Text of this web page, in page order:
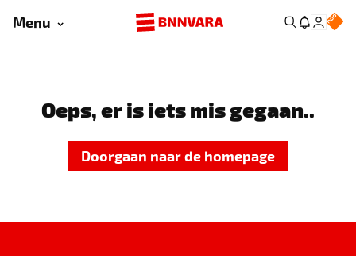
Menu
Oeps, er is iets mis gegaan..
Doorgaan naar de homepage